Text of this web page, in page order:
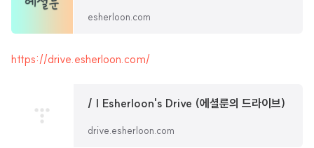
esherloon.com
https://drive.esherloon.com/
/ | Esherloon's Drive (에셜룬의 드라이브)
drive.esherloon.com